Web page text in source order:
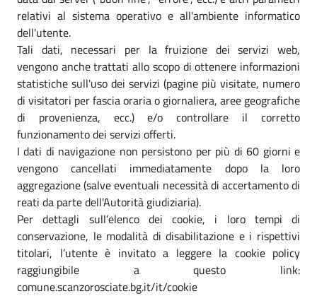
relativi al sistema operativo e all'ambiente informatico
dell'utente.
Tali dati, necessari per la fruizione dei servizi web,
vengono anche trattati allo scopo di ottenere informazioni
statistiche sull'uso dei servizi (pagine più visitate, numero
di visitatori per fascia oraria o giornaliera, aree geografiche
di provenienza, ecc.) e/o controllare il corretto
funzionamento dei servizi offerti.
I dati di navigazione non persistono per più di 60 giorni e
vengono cancellati immediatamente dopo la loro
aggregazione (salve eventuali necessità di accertamento di
reati da parte dell'Autorità giudiziaria).
Per dettagli sull’elenco dei cookie, i loro tempi di
conservazione, le modalità di disabilitazione e i rispettivi
titolari, l’utente è invitato a leggere la cookie policy
raggiungibile a questo link:
comune.scanzorosciate.bg.it/it/cookie